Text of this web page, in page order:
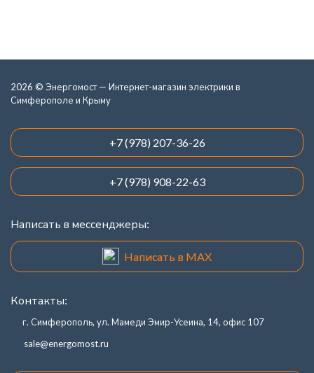
2026 © Энергомост — Интернет-магазин электрики в
Симферополе и Крыму
+7 (978) 207-36-26
+7 (978) 908-22-63
Написать в мессенджеры:
Написать в MAX
Контакты:
г. Симферополь, ул. Мамеди Эмир-Усеина, 14, офис 107
sale@energomost.ru